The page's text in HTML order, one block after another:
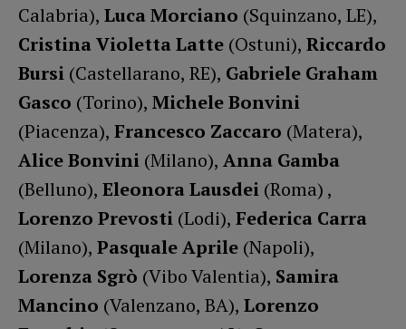
Calabria), Luca Morciano (Squinzano, LE),
Cristina Violetta Latte (Ostuni), Riccardo
Bursi (Castellarano, RE), Gabriele Graham
Gasco (Torino), Michele Bonvini
(Piacenza), Francesco Zaccaro (Matera),
Alice Bonvini (Milano), Anna Gamba
(Belluno), Eleonora Lausdei (Roma) ,
Lorenzo Prevosti (Lodi), Federica Carra
(Milano), Pasquale Aprile (Napoli),
Lorenza Sgrò (Vibo Valentia), Samira
Mancino (Valenzano, BA), Lorenzo